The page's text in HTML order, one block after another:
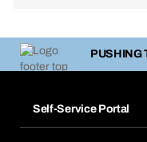
PUSHING
Self-Service Portal